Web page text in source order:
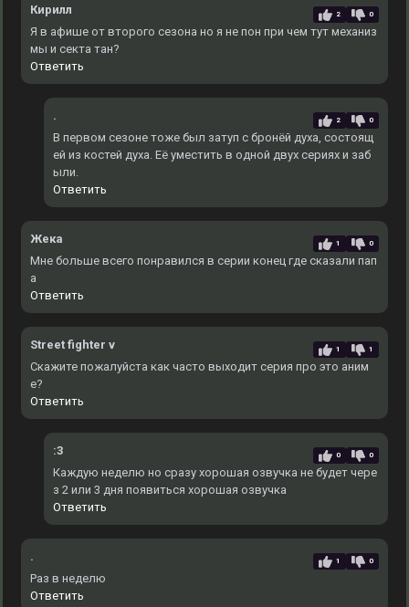
Кирилл 2 0
Я в афише от второго сезона но я не пон при чем тут механиз
мы и секта тан?
Ответить
. 2 0
В первом сезоне тоже был затуп с бронёй духа, состоящ
ей из костей духа. Еë уместить в одной двух сериях и заб
ыли.
Ответить
Жека 1 0
Мне больше всего понравился в серии конец где сказали пап
а
Ответить
Street fighter v 1 1
Скажите пожалуйста как часто выходит серия про это аним
е?
Ответить
:3 0 0
Каждую неделю но сразу хорошая озвучка не будет чере
з 2 или 3 дня появиться хорошая озвучка
Ответить
. 1 0
Раз в неделю
Ответить